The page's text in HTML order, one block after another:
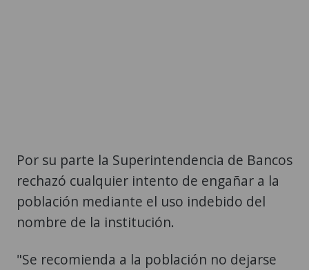
Por su parte la Superintendencia de Bancos
rechazó cualquier intento de engañar a la
población mediante el uso indebido del
nombre de la institución.
"Se recomienda a la población no dejarse